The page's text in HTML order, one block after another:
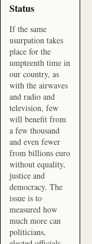
Status
If the same
usurpation takes
place for the
umpteenth time in
our country, as
with the airwaves
and radio and
television, few
will benefit from
a few thousand
and even fewer
from billions euro
without equality,
justice and
democracy. The
issue is to
measured how
much more can
politicians,